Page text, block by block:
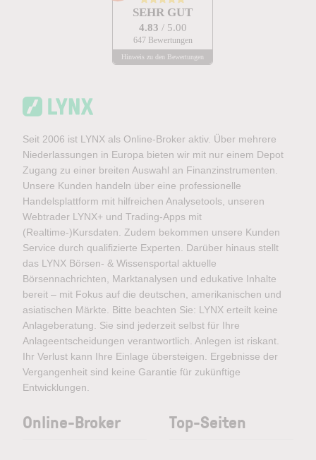
SEHR GUT
4.83 / 5.00
647 Bewertungen
Hinweis zu den Bewertungen
Seit 2006 ist LYNX als Online-Broker aktiv. Über mehrere
Niederlassungen in Europa bieten wir mit nur einem Depot
Zugang zu einer breiten Auswahl an Finanzinstrumenten.
Unsere Kunden handeln über eine professionelle
Handelsplattform mit hilfreichen Analysetools, unseren
Webtrader LYNX+ und Trading-Apps mit
(Realtime-)Kursdaten. Zudem bekommen unsere Kunden
Service durch qualifizierte Experten. Darüber hinaus stellt
das LYNX Börsen- & Wissensportal aktuelle
Börsennachrichten, Marktanalysen und edukative Inhalte
bereit – mit Fokus auf die deutschen, amerikanischen und
asiatischen Märkte. Bitte beachten Sie: LYNX erteilt keine
Anlageberatung. Sie sind jederzeit selbst für Ihre
Anlageentscheidungen verantwortlich. Anlegen ist riskant.
Ihr Verlust kann Ihre Einlage übersteigen. Ergebnisse der
Vergangenheit sind keine Garantie für zukünftige
Entwicklungen.
Online-Broker Top-Seiten